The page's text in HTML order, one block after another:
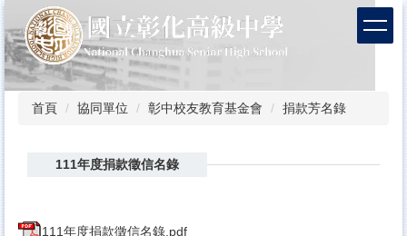
到
主
要
內
首頁 協同單位 彰中校友教育基金會 捐款芳名錄
111年度捐款徵信名錄
111年度捐款徵信名錄.pdf